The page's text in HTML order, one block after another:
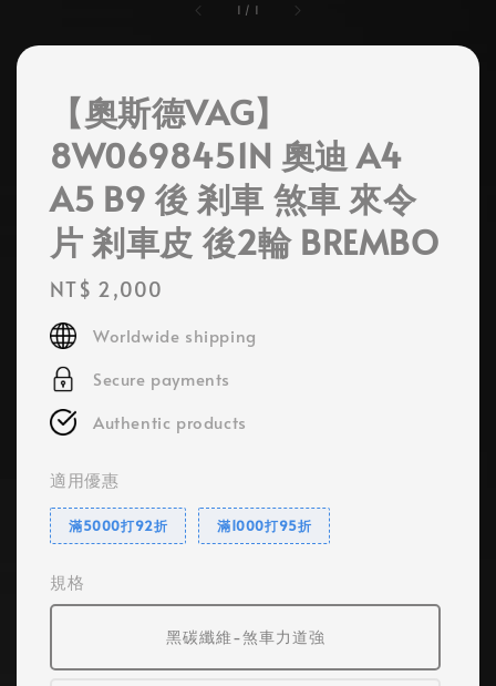
1 / 1
【奧斯德VAG】
8W0698451N 奧迪 A4
A5 B9 後 剎車 煞車 來令
片 剎車皮 後2輪 BREMBO
Regular
price
NT$ 2,000
Worldwide shipping
Secure payments
Authentic products
適用優惠
滿5000打92折 滿1000打95折
規格
黑碳纖維-煞車力道強